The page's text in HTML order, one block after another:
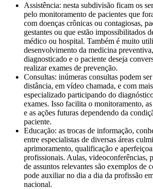
Assistência: nesta subdivisão ficam os
pelo monitoramento de pacientes que
com doenças crônicas ou contagiosas,
gestantes ou que estão impossibilitados
médico ou hospital. Também é muito
desenvolvimento da medicina
diagnosticado e o paciente deseja
realizar exames de prevenção.
Consultas: inúmeras consultas podem
distância, em vídeo chamada, e com
especializado participando do
exames. Isso facilita o monitoramento,
e as ações futuras dependendo da
paciente.
Educação: as trocas de informação,
entre especialistas de diversas áreas
aprimoramento, qualificação e
profissionais. Aulas, videoconferências,
de assuntos relevantes são exemplos de
pode auxiliar no dia a dia da profissão
nacional.